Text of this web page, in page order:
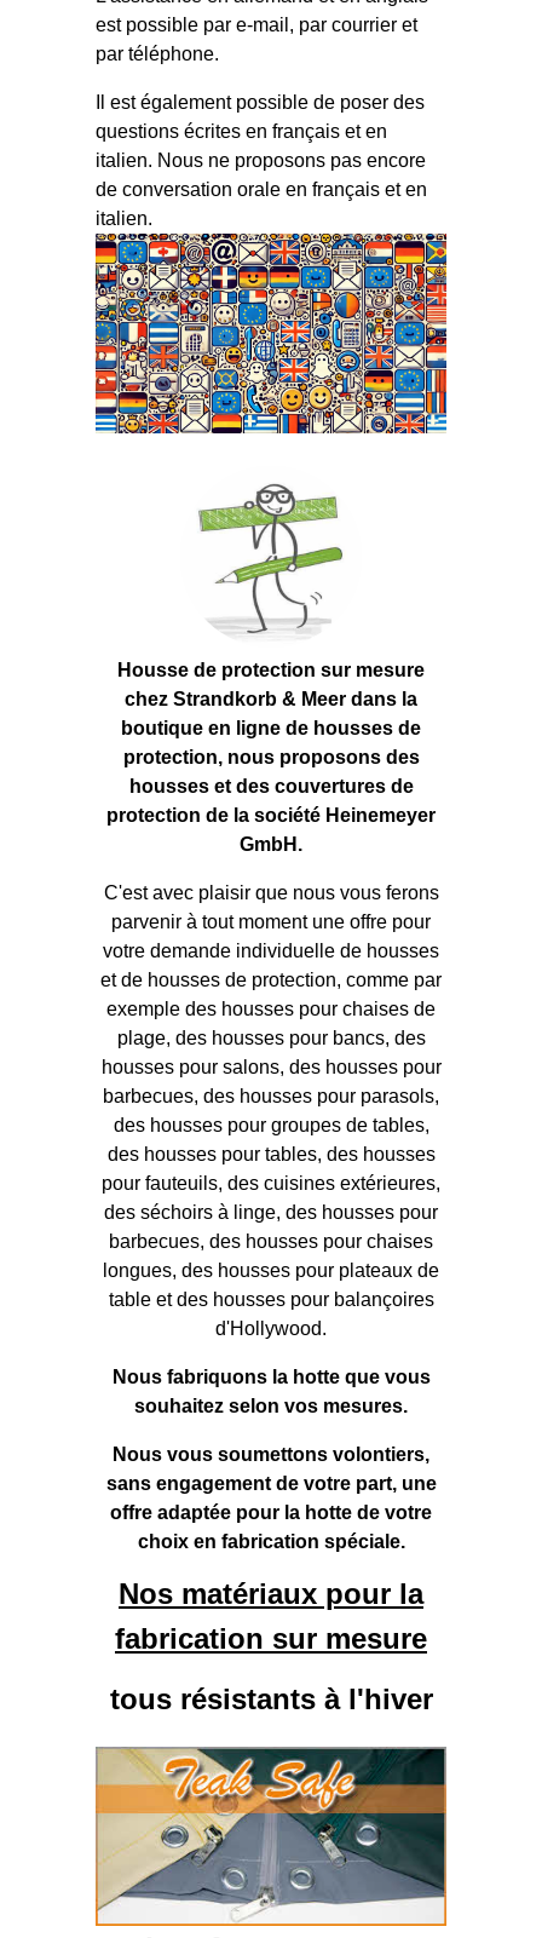
est possible par e-mail, par courrier et
par téléphone.
Il est également possible de poser des
questions écrites en français et en
italien. Nous ne proposons pas encore
de conversation orale en français et en
italien.
Housse de protection sur mesure
chez Strandkorb & Meer dans la
boutique en ligne de housses de
protection, nous proposons des
housses et des couvertures de
protection de la société Heinemeyer
GmbH.
C'est avec plaisir que nous vous ferons
parvenir à tout moment une offre pour
votre demande individuelle de housses
et de housses de protection, comme par
exemple des housses pour chaises de
plage, des housses pour bancs, des
housses pour salons, des housses pour
barbecues, des housses pour parasols,
des housses pour groupes de tables,
des housses pour tables, des housses
pour fauteuils, des cuisines extérieures,
des séchoirs à linge, des housses pour
barbecues, des housses pour chaises
longues, des housses pour plateaux de
table et des housses pour balançoires
d'Hollywood.
Nous fabriquons la hotte que vous
souhaitez selon vos mesures.
Nous vous soumettons volontiers,
sans engagement de votre part, une
offre adaptée pour la hotte de votre
choix en fabrication spéciale.
Nos matériaux pour la
fabrication sur mesure
tous résistants à l'hiver